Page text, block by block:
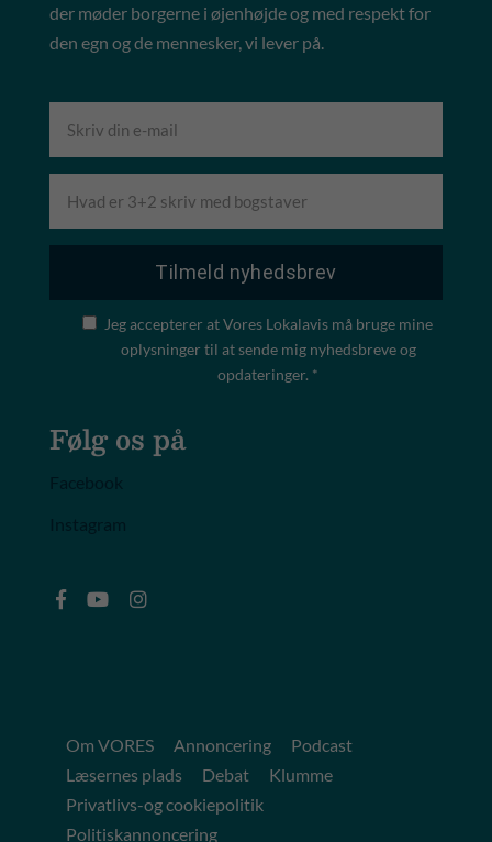
der møder borgerne i øjenhøjde og med respekt for
den egn og de mennesker, vi lever på.
Jeg accepterer at Vores Lokalavis må bruge mine
oplysninger til at sende mig nyhedsbreve og
opdateringer. *
Følg os på
Om VORES Annoncering
Podcast
Læsernes plads
Debat
Klumme
Privatlivs-og cookiepolitik
Politiskannoncering